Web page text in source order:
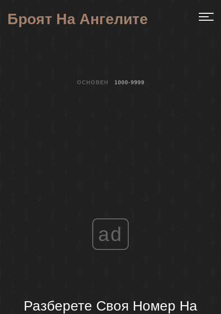
Броят На Ангелите
ОСНОВЕН 1000-9999
ad
Разберете Своя Номер На